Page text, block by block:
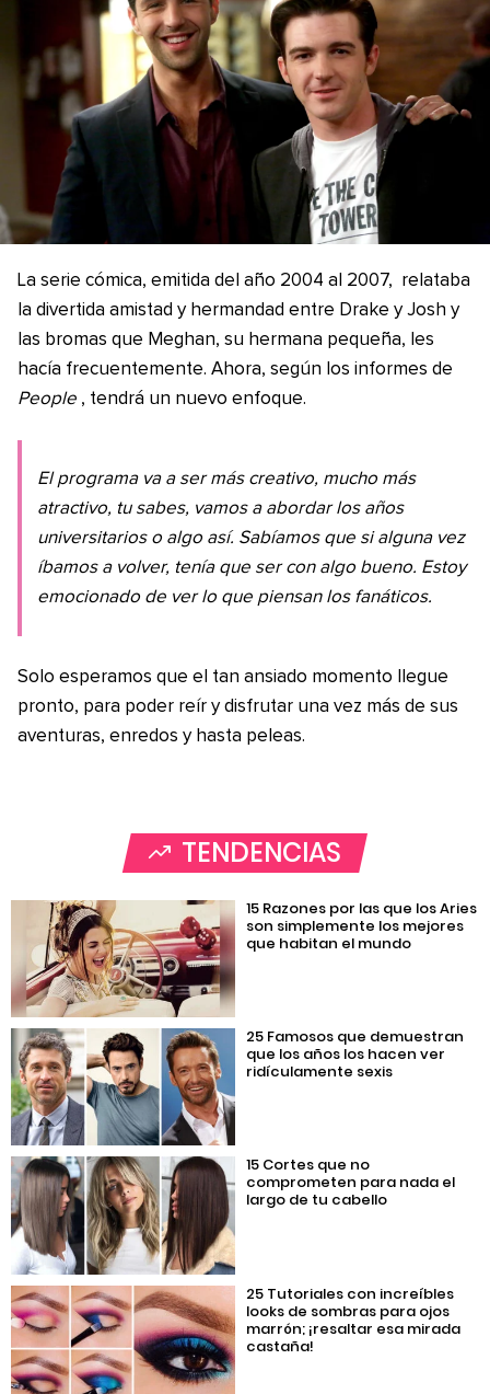
La serie cómica, emitida del año 2004 al 2007, relataba
la divertida amistad y hermandad entre Drake y Josh y
las bromas que Meghan, su hermana pequeña, les
hacía frecuentemente. Ahora, según los informes de
People , tendrá un nuevo enfoque.
El programa va a ser más creativo, mucho más
atractivo, tu sabes, vamos a abordar los años
universitarios o algo así. Sabíamos que si alguna vez
íbamos a volver, tenía que ser con algo bueno. Estoy
emocionado de ver lo que piensan los fanáticos.
Solo esperamos que el tan ansiado momento llegue
pronto, para poder reír y disfrutar una vez más de sus
aventuras, enredos y hasta peleas.
TENDENCIAS
15 Razones por las que los Aries
son simplemente los mejores
que habitan el mundo
25 Famosos que demuestran
que los años los hacen ver
ridículamente sexis
15 Cortes que no
comprometen para nada el
largo de tu cabello
25 Tutoriales con increíbles
looks de sombras para ojos
marrón; ¡resaltar esa mirada
castaña!